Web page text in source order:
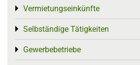
Vermietungseinkünfte
Toggle menu
Selbständige Tätigkeiten
Toggle menu
Gewerbebetriebe
Toggle menu